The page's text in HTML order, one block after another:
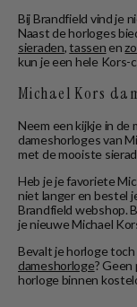
Bij Brandfield vind je
Naast de horloges
sieraden,tassen en
kun je een hele Kors-
Michael Kors
Neem een kijkje in de
dameshorloges van
met de mooiste
Heb je je favoriete
niet langer en bestel
Brandfield webshop.
je nieuwe Michael
Bevalt je horloge
dameshorloge? Geen
horloge binnen